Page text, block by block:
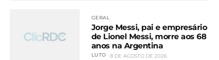
GERAL
Jorge Messi, pai e empresário
de Lionel Messi, morre aos 68
anos na Argentina
LUTO 8 DE AGOSTO DE 2026